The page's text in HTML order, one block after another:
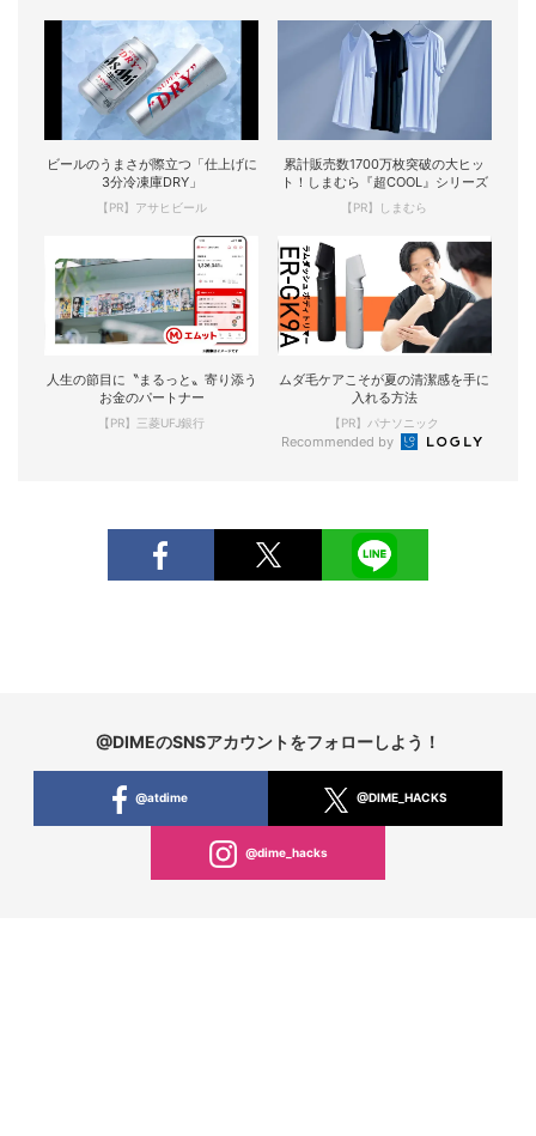
ビールのうまさが際立つ「仕上げに
3分冷凍庫DRY」
【PR】アサヒビール
累計販売数1700万枚突破の大ヒッ
ト！しまむら『超COOL』シリーズ
【PR】しまむら
人生の節目に〝まるっと〟寄り添う
お金のパートナー
【PR】三菱UFJ銀行
ムダ毛ケアこそが夏の清潔感を手に
入れる方法
【PR】パナソニック
Recommended by
@DIMEのSNSアカウントをフォローしよう！
@atdime @DIME_HACKS
@dime_hacks